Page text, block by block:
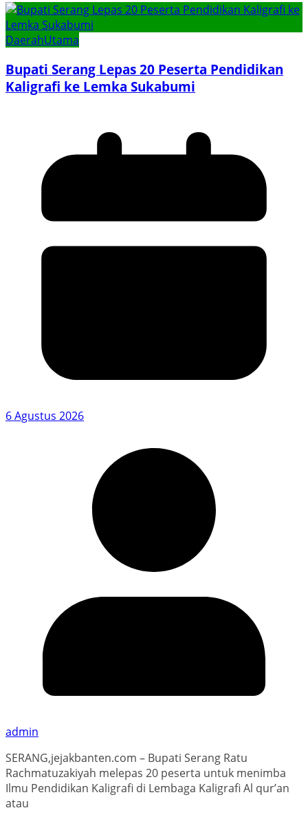
DaerahUtama
Bupati Serang Lepas 20 Peserta Pendidikan
Kaligrafi ke Lemka Sukabumi
6 Agustus 2026
admin
SERANG,jejakbanten.com – Bupati Serang Ratu
Rachmatuzakiyah melepas 20 peserta untuk menimba
Ilmu Pendidikan Kaligrafi di Lembaga Kaligrafi Al qur’an
atau